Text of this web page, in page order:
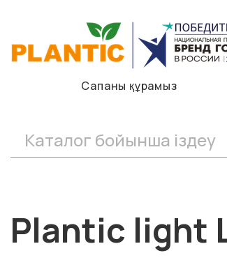
Сапаны құрамыз
Plantic light